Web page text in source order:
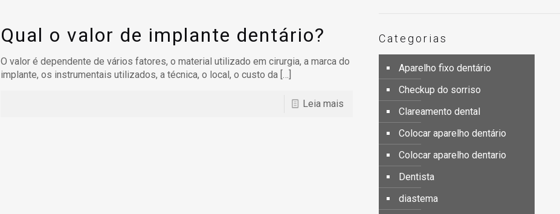
Qual o valor de implante dentário?
O valor é dependente de vários fatores, o material utilizado em cirurgia, a marca do
implante, os instrumentais utilizados, a técnica, o local, o custo da […]
Leia mais
Categorias
Aparelho fixo dentário
Checkup do sorriso
Clareamento dental
Colocar aparelho dentário
Colocar aparelho dentario
Dentista
diastema